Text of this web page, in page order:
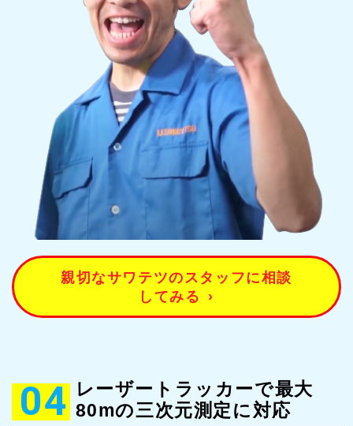
親切なサワテツのスタッフに相談
してみる
›
04
レーザートラッカーで最大
80mの三次元測定に対応